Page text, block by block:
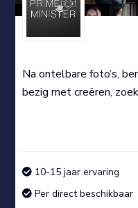
Na ontelbare foto’s,
bezig met creëren,
10-15 jaar ervaring
Per direct beschikbaar